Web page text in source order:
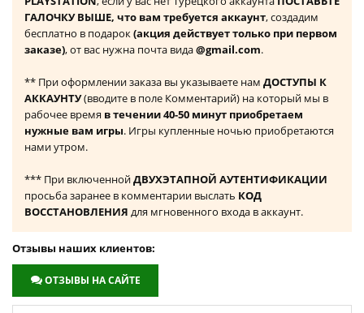
ГАЛОЧКУ ВЫШЕ, что вам требуется аккаунт, создадим
бесплатно в подарок(акция действует только при первом
заказе), от вас нужна почта вида@gmail.com.
** При оформлении заказа вы указываете нам ДОСТУПЫ К
АККАУНТУ(вводите в поле Комментарий) на который мы в
рабочее время в течении 40-50 минут приобретаем
нужные вам игры. Игры купленные ночью приобретаются
нами утром.
*** При включеннойДВУХЭТАПНОЙ АУТЕНТИФИКАЦИИ
просьба заранее в комментарии выслать КОД
ВОССТАНОВЛЕНИЯ для мгновенного входа в аккаунт.
Отзывы наших клиентов:
ОТЗЫВЫ НА САЙТЕ